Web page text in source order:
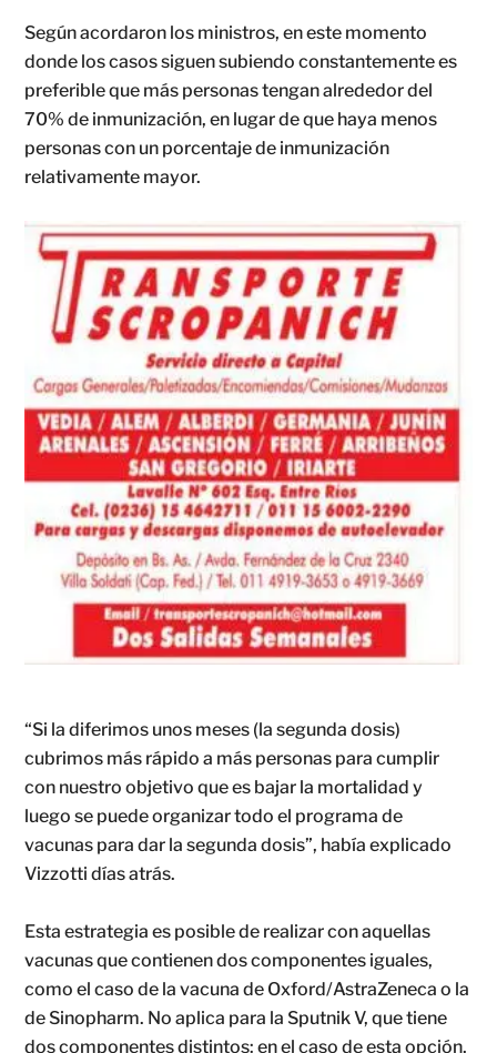
Según acordaron los ministros, en este momento
donde los casos siguen subiendo constantemente es
preferible que más personas tengan alrededor del
70% de inmunización, en lugar de que haya menos
personas con un porcentaje de inmunización
relativamente mayor.
“Si la diferimos unos meses (la segunda dosis)
cubrimos más rápido a más personas para cumplir
con nuestro objetivo que es bajar la mortalidad y
luego se puede organizar todo el programa de
vacunas para dar la segunda dosis”, había explicado
Vizzotti días atrás.
Esta estrategia es posible de realizar con aquellas
vacunas que contienen dos componentes iguales,
como el caso de la vacuna de Oxford/AstraZeneca o la
de Sinopharm. No aplica para la Sputnik V, que tiene
dos componentes distintos: en el caso de esta opción,